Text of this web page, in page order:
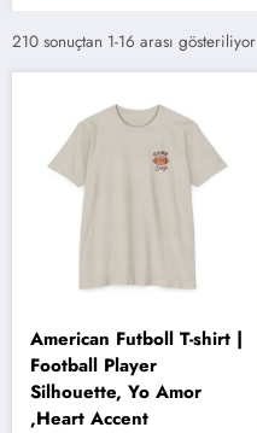
210 sonuçtan 1-16 arası gösteriliyor
American Futboll T-shirt |
Football Player
Silhouette, Yo Amor
,Heart Accent